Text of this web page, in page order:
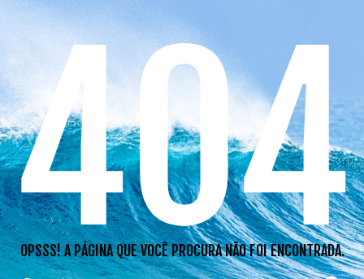
404
OPSSS! A PÁGINA QUE VOCÊ PROCURA NÃO FOI ENCONTRADA.